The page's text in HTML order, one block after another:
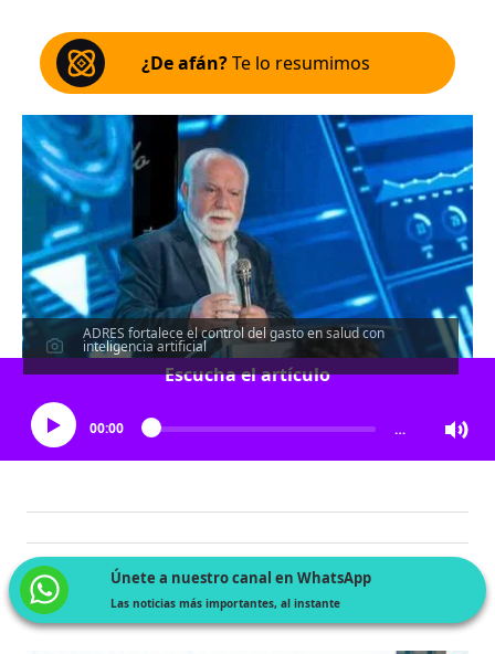
¿De afán?Te lo resumimos
ADRES fortalece el control del gasto en salud con
inteligencia artificial
Escucha el artículo
00:00 …
Únete a nuestro canal en WhatsApp
Las noticias más importantes, al instante